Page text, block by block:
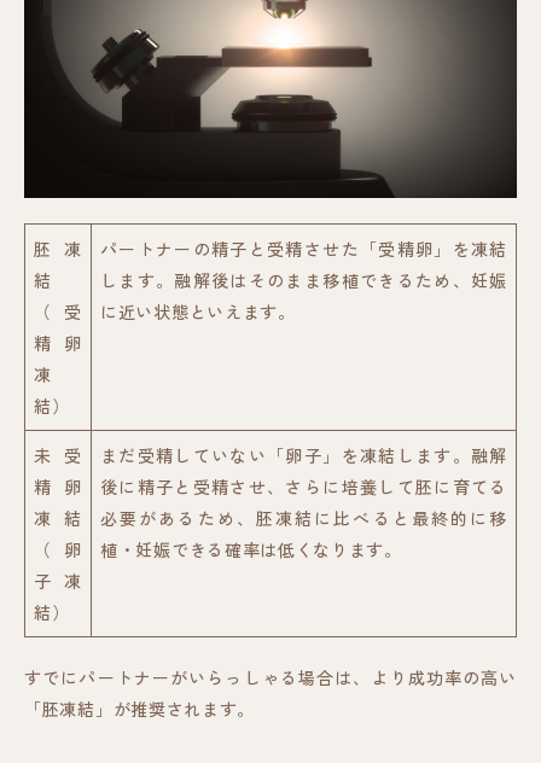
胚凍
結
（受
精卵
凍
結）
パートナーの精子と受精させた「受精卵」を凍結
します。融解後はそのまま移植できるため、妊娠
に近い状態といえます。
未受
精卵
凍結
（卵
子凍
結）
まだ受精していない「卵子」を凍結します。融解
後に精子と受精させ、さらに培養して胚に育てる
必要があるため、胚凍結に比べると最終的に移
植・妊娠できる確率は低くなります。
すでにパートナーがいらっしゃる場合は、より成功率の高い
「胚凍結」が推奨されます。